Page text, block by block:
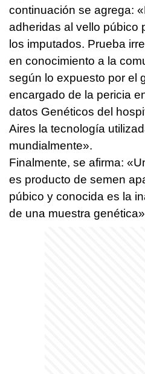
continuación se agrega:
adheridas al vello púbico
los imputados. Prueba
en conocimiento a la
según lo expuesto por el
encargado de la pericia
datos Genéticos del
Aires la tecnología
mundialmente».
Finalmente, se afirma:
es producto de semen
púbico y conocida es la
de una muestra